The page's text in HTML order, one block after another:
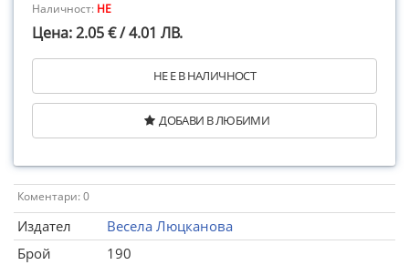
Наличност: НЕ
Цена: 2.05 € / 4.01 ЛВ.
НЕ Е В НАЛИЧНОСТ
ДОБАВИ В ЛЮБИМИ
Коментари: 0
Издател
Весела Люцканова
Брой
190